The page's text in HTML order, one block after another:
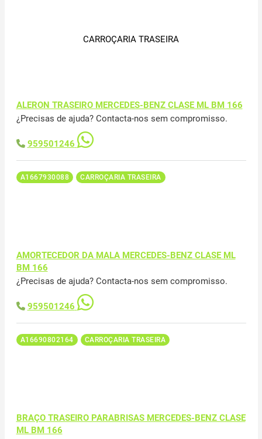
CARROÇARIA TRASEIRA
ALERON TRASEIRO MERCEDES-BENZ CLASE ML BM 166
¿Precisas de ajuda? Contacta-nos sem compromisso.
959501246
A1667930088 CARROÇARIA TRASEIRA
AMORTECEDOR DA MALA MERCEDES-BENZ CLASE ML
BM 166
¿Precisas de ajuda? Contacta-nos sem compromisso.
959501246
A16690802164 CARROÇARIA TRASEIRA
BRAÇO TRASEIRO PARABRISAS MERCEDES-BENZ CLASE
ML BM 166